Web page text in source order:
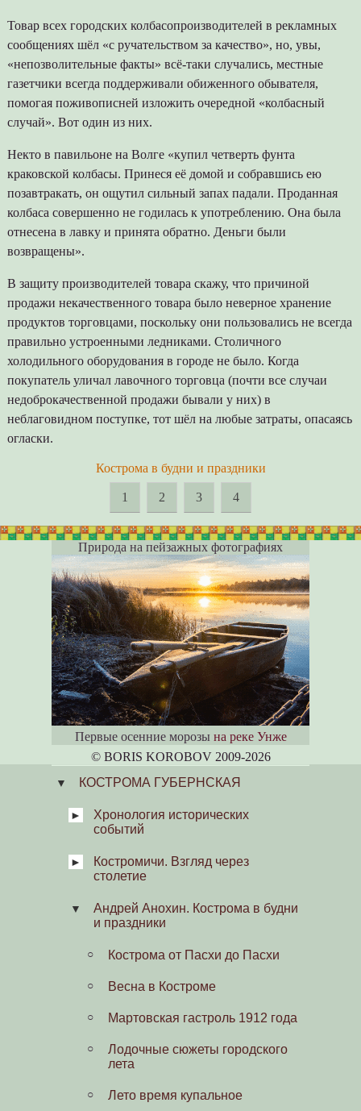
Товар всех городских колбасопроизводителей в рекламных
сообщениях шёл «с ручательством за качество», но, увы,
«непозволительные факты» всё-таки случались, местные
газетчики всегда поддерживали обиженного обывателя,
помогая поживописней изложить очередной «колбасный
случай». Вот один из них.
Некто в павильоне на Волге «купил четверть фунта
краковской колбасы. Принеся её домой и собравшись ею
позавтракать, он ощутил сильный запах падали. Проданная
колбаса совершенно не годилась к употреблению. Она была
отнесена в лавку и принята обратно. Деньги были
возвращены».
В защиту производителей товара скажу, что причиной
продажи некачественного товара было неверное хранение
продуктов торговцами, поскольку они пользовались не всегда
правильно устроенными ледниками. Столичного
холодильного оборудования в городе не было. Когда
покупатель уличал лавочного торговца (почти все случаи
недоброкачественной продажи бывали у них) в
неблаговидном поступке, тот шёл на любые затраты, опасаясь
огласки.
Кострома в будни и праздники
1 2 3 4
Природа на пейзажных фотографиях
Первые осенние морозы на реке Унже
© BORIS KOROBOV 2009-2026
КОСТРОМА ГУБЕРНСКАЯ
Хронология исторических
событий
Хроноскоп
Костромичи. Взгляд через
столетие
О книге
Выезд пожарной команды
Костромские извозчики
Андрей Анохин. Кострома в будни
и праздники
Кострома от Пасхи до Пасхи
Весна в Костроме
Мартовская гастроль 1912 года
Лодочные сюжеты городского
лета
Лето время купальное